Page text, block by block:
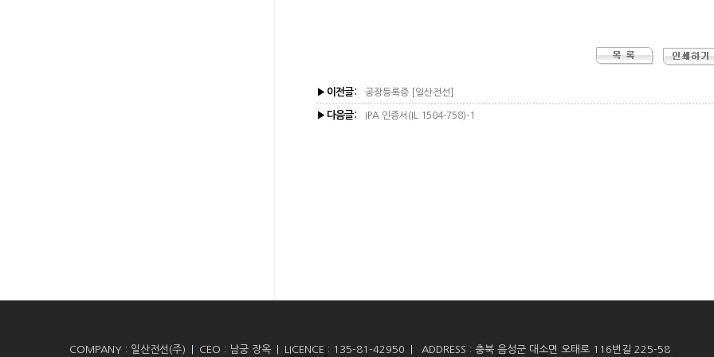
COMPANY : 일산전선(주) CEO : 남궁 장옥 LICENCE : 135-81-42950 ADDRESS : 충북 음성군 대소면 오태로 116번길 225-58